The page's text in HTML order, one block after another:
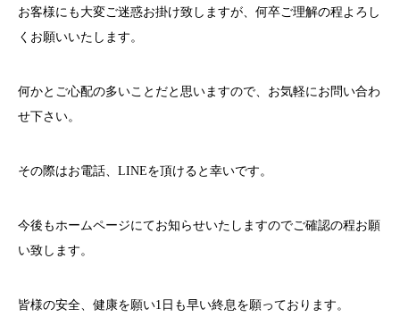
お客様にも大変ご迷惑お掛け致しますが、何卒ご理解の程よろし
くお願いいたします。
何かとご心配の多いことだと思いますので、お気軽にお問い合わ
せ下さい。
その際はお電話、 LINEを頂けると幸いです。
今後もホームページにてお知らせいたしますのでご確認の程お願
い致します。
皆様の安全、健康を願い1 日も早い終息を願っております。